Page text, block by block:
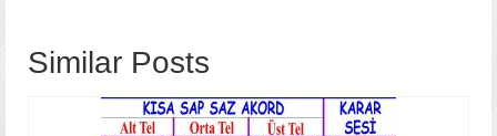
Videos
Similar Posts